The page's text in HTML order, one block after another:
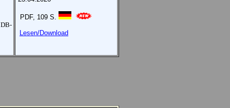
PDF, 109 S.
Lesen/Download